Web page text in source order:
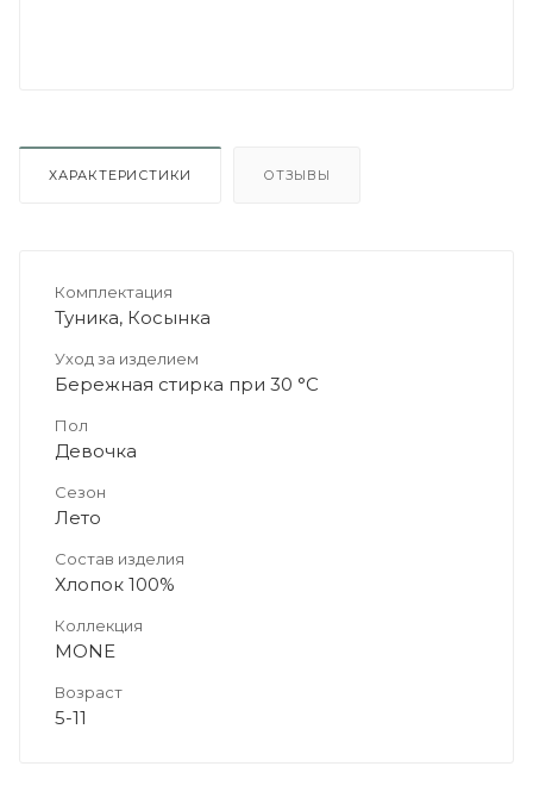
ХАРАКТЕРИСТИКИ ОТЗЫВЫ
Комплектация
Туника, Косынка
Уход за изделием
Бережная стирка при 30 °C
Пол
Девочка
Сезон
Лето
Состав изделия
Хлопок 100%
Коллекция
MONE
Возраст
5-11